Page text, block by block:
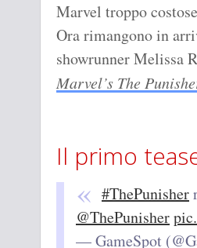
Marvel troppo
Ora rimangono in
showrunner Melissa
Marvel’s The
Il primo
#ThePunisher
@ThePunisher
— GameSpot